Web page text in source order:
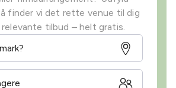
finder vi det rette venue til dig
tilbud – helt gratis.